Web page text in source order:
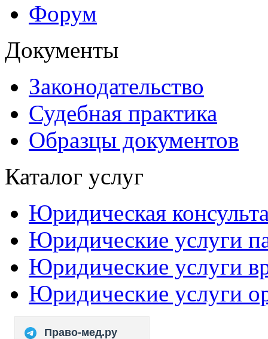
Форум
Документы
Законодательство
Судебная практика
Образцы документов
Каталог услуг
Юридическая
Юридические услуги
Юридические услуги
Юридические услуги
Право-мед.ру